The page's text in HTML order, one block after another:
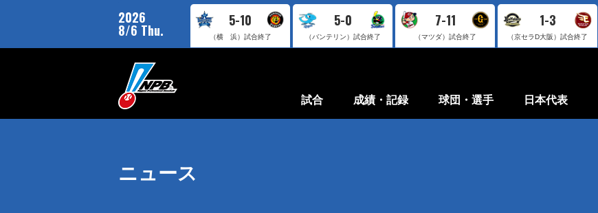
2026
8/6 Thu.
5-10
（横 浜） 試合終了
5-0
（バンテリン） 試合終了
7-11
（マツダ） 試合終了
1-3
（京セラD大阪） 試合終了
試合 成績・記録 球団・選手 日本代表
ニュース